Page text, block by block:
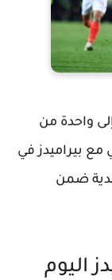
واحدة من
مع بيراميدزفي
ضمن
اليوم